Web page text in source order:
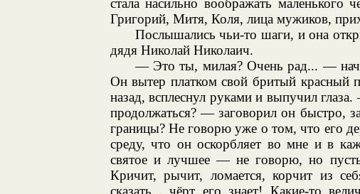
стала насильно воображать маленького
Григорий, Митя, Коля, лица мужиков,
Послышались чьи-то шаги, и она
дядя Николай Николаич.
— Это ты, милая? Очень рад... —
Он вытер платком свой бритый красный
назад, всплеснул руками и выпучил
продолжаться? — заговорил он быстро,
границы? Не говорю уже о том, что его
среду, что он оскорбляет во мне и в
святое и лучшее — не говорю, но
Кричит, рычит, ломается, корчит из
сказать... чёрт его знает! Какие-то